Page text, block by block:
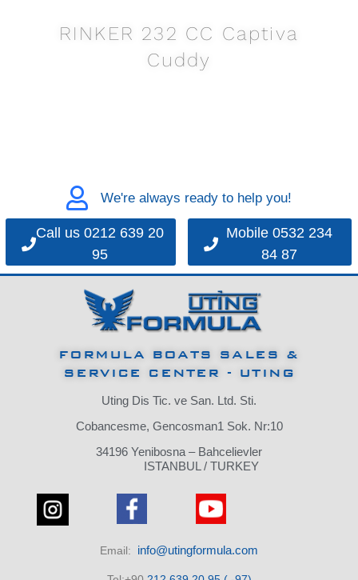
RINKER 232 CC Captiva
Cuddy
We're always ready to help you!
Call us 0212 639 20
95
Mobile 0532 234
84 87
FORMULA BOATS SALES &
SERVICE CENTER - UTING
Uting Dis Tic. ve San. Ltd. Sti.
Cobancesme, Gencosman1 Sok. Nr:10
34196 Yenibosna – Bahcelievler
ISTANBUL / TURKEY
Email: info@utingformula.com